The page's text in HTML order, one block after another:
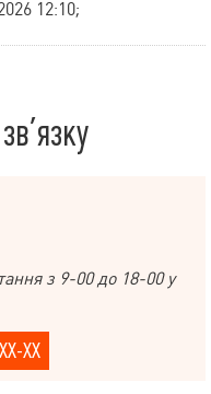
12:10;
з 9-00 до 18-00 у
XX